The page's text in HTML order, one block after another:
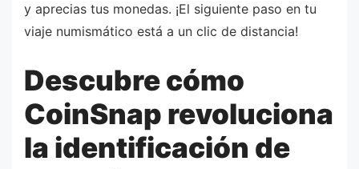
y aprecias tus monedas. ¡El siguiente paso en tu
viaje numismático está a un clic de distancia!
Descubre cómo
CoinSnap revoluciona
la identificación de